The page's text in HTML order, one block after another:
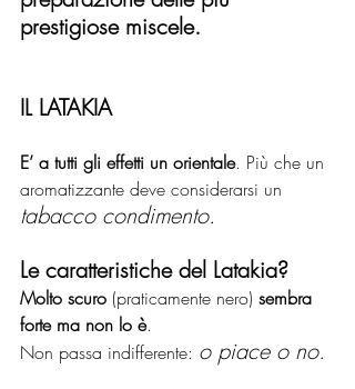
prestigiose miscele.
IL LATAKIA
E’ a tutti gli effetti un orientale. Più che un
aromatizzante deve considerarsi un
tabacco condimento.
Le caratteristiche del Latakia?
Molto scuro (praticamente nero) sembra
forte ma non lo è.
Non passa indifferente: o piace o no.